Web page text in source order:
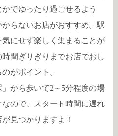
でゆったり過ごせるよう
らないお店がおすすめ。駅
にせず楽しく集まることが
間ぎりぎりまでお店でおし
がポイント。
から歩いて2～5分程度の場
ので、スタート時間に遅れ
見つかりますよ！